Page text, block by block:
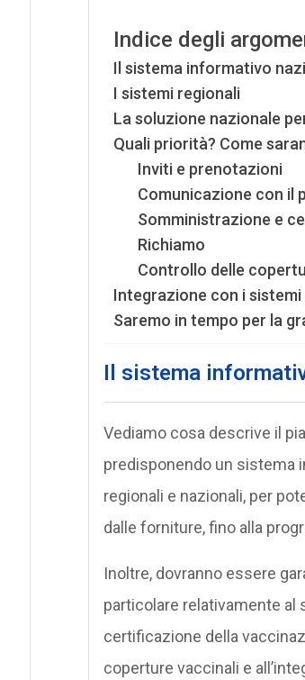
Indice degli
Il sistema informativo
I sistemi regionali
La soluzione nazionale
Quali priorità? Come
Inviti e prenotazioni
Comunicazione con il
Somministrazione e
Richiamo
Controllo delle
Integrazione con i
Saremo in tempo per la
Il sistema
Vediamo cosa descrive il
predisponendo un sistema
regionali e nazionali, per
dalle forniture, fino alla
Inoltre, dovranno essere
particolare relativamente al
certificazione della
coperture vaccinali e